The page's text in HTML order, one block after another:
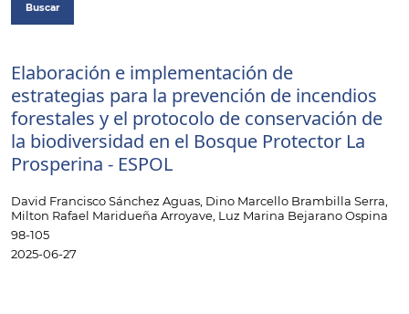
Buscar
Elaboración e implementación de
estrategias para la prevención de incendios
forestales y el protocolo de conservación de
la biodiversidad en el Bosque Protector La
Prosperina - ESPOL
David Francisco Sánchez Aguas, Dino Marcello Brambilla Serra,
Milton Rafael Maridueña Arroyave, Luz Marina Bejarano Ospina
98-105
2025-06-27